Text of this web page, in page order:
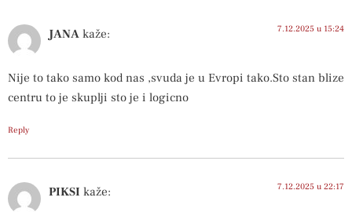
JANA kaže: 7.12.2025 u 15:24
Nije to tako samo kod nas ,svuda je u Evropi tako.Sto stan blize
centru to je skuplji sto je i logicno
Reply
PIKSI kaže: 7.12.2025 u 22:17